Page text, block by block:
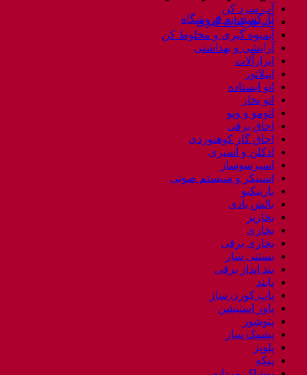
بازگشت به فروشگاه
MC_1112
عدد
آب سرد کن
آب مرکبات گیری
آبمیوه گیری و مخلوط کن
آرایشی و بهداشتی
ابزارآلات
اپیلاتور
اتو ایستاده
اتو بخار
اتومو و ویو
اجاق برقی
اجاق گاز کوهنوردی
ادکلن و اسپری
اسپرسوساز
اسپیکر و سیستم صوتی
باربیکیو
بالش بادی
بخارپز
بخاری
بخاری برقی
بستنی ساز
بند انداز برقی
پابند
پاپ کورن ساز
پاور استیشن
پتوشور
پشمک ساز
پلوپز
پنکه